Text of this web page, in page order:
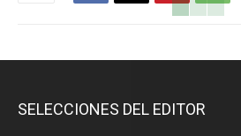
SELECCIONES DEL EDITOR